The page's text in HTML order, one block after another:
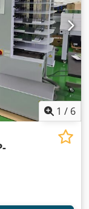
werden,
Anpassung
ermöglicht -
nutzt auch
um eine
Der VAC-
Horizon-
erhöhen
x 500 mm -
55
-
1 / 6